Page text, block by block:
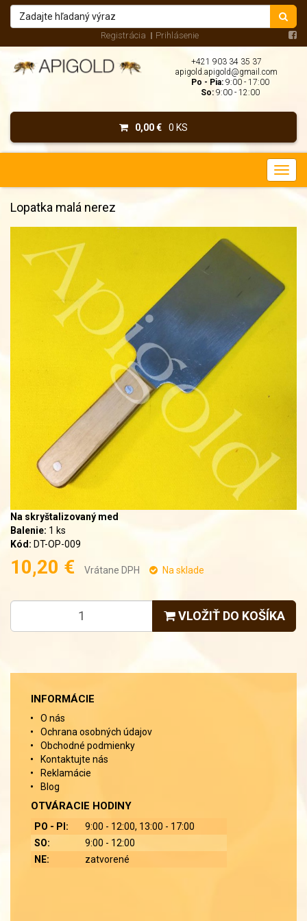
Registrácia Prihlásenie
+421 903 34 35 37
apigold.apigold@gmail.com
Po - Pia: 9:00 - 17:00
So: 9:00 - 12:00
0,00 € 0 KS
Lopatka malá nerez
Na skryštalizovaný med
Balenie: 1 ks
Kód: DT-OP-009
10,20 € Vrátane DPH Na sklade
VLOŽIŤ DO KOŠÍKA
INFORMÁCIE
O nás
Ochrana osobných údajov
Obchodné podmienky
Kontaktujte nás
Reklamácie
Blog
OTVÁRACIE HODINY
PO - PI:
9:00 - 12:00, 13:00 - 17:00
SO:
9:00 - 12:00
NE:
zatvorené